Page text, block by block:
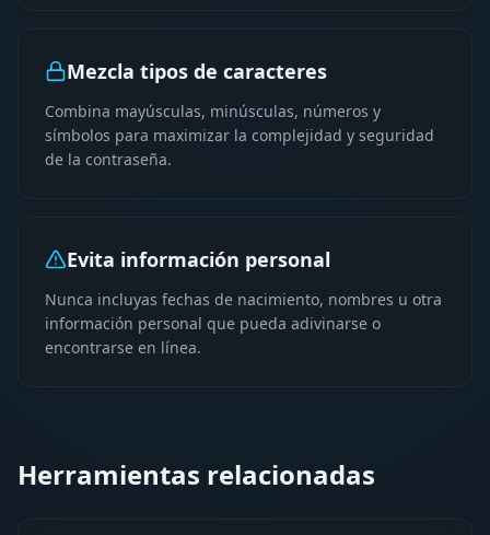
Mezcla tipos de caracteres
Combina mayúsculas, minúsculas, números y
símbolos para maximizar la complejidad y seguridad
de la contraseña.
Evita información personal
Nunca incluyas fechas de nacimiento, nombres u otra
información personal que pueda adivinarse o
encontrarse en línea.
Herramientas relacionadas